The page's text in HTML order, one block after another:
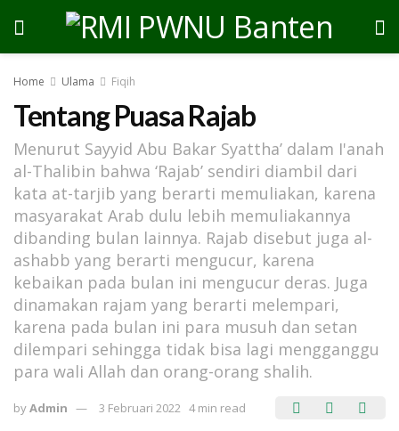
Home Ulama Fiqih
Tentang Puasa Rajab
Menurut Sayyid Abu Bakar Syattha’ dalam I'anah
al-Thalibin bahwa ‘Rajab’ sendiri diambil dari
kata at-tarjib yang berarti memuliakan, karena
masyarakat Arab dulu lebih memuliakannya
dibanding bulan lainnya. Rajab disebut juga al-
ashabb yang berarti mengucur, karena
kebaikan pada bulan ini mengucur deras. Juga
dinamakan rajam yang berarti melempari,
karena pada bulan ini para musuh dan setan
dilempari sehingga tidak bisa lagi mengganggu
para wali Allah dan orang-orang shalih.
byAdmin 3 Februari 2022 4 min read